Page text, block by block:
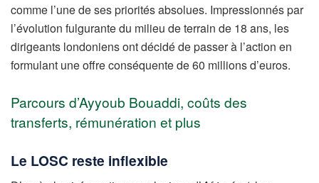
comme l’une de ses priorités absolues. Impressionnés par
l’évolution fulgurante du milieu de terrain de 18 ans, les
dirigeants londoniens ont décidé de passer à l’action en
formulant une offre conséquente de 60 millions d’euros.
Parcours d’Ayyoub Bouaddi, coûts des
transferts, rémunération et plus
Le LOSC reste inflexible